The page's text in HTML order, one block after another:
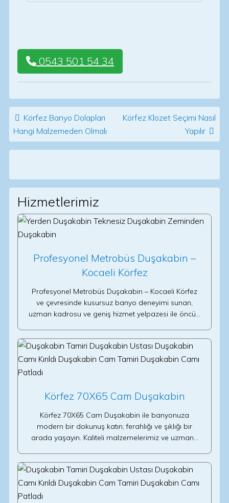
0543 501 54 34
Post navigation
Körfez Banyo Dolapları
Hangi Malzemeden Olmalı
Körfez Klozet Seçimi Nasıl
Yapılır
Hizmetlerimiz
Profesyonel Metrobüs Duşakabin –
Kocaeli Körfez
Profesyonel Metrobüs Duşakabin – Kocaeli Körfez
ve çevresinde kusursuz banyo deneyimi sunan,
uzman kadrosu ve geniş hizmet yelpazesi ile öncü…
Körfez 70X65 Cam Duşakabin
Körfez 70X65 Cam Duşakabin ile banyonuza
modern bir dokunuş katın, ferahlığı ve şıklığı bir
arada yaşayın. Kaliteli malzemelerimiz ve uzman…